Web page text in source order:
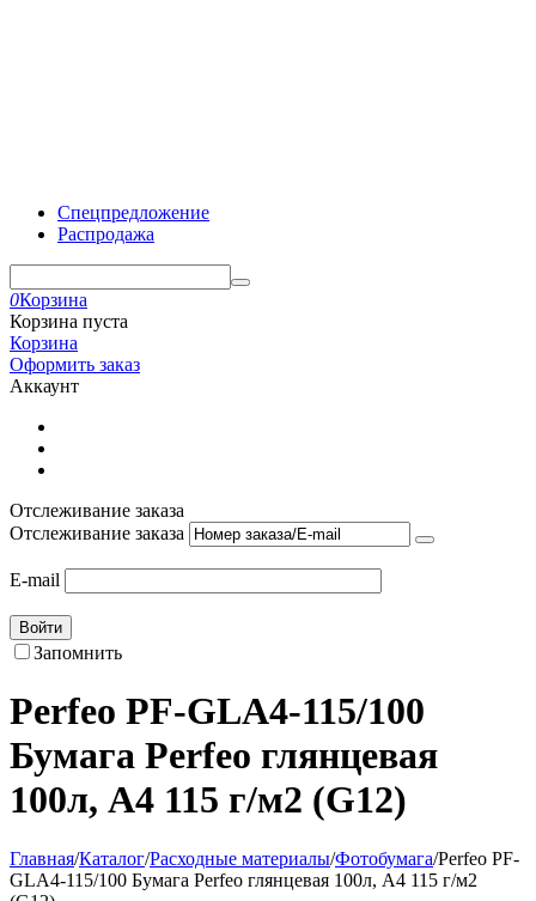
Спецпредложение
Распродажа
0Корзина
Корзина пуста
Корзина
Оформить заказ
Аккаунт
Отслеживание заказа
Отслеживание заказа
E-mail
Войти
Запомнить
Perfeo PF-GLA4-115/100
Бумага Perfeo глянцевая
100л, A4 115 г/м2 (G12)
Главная/Каталог/Расходные материалы/Фотобумага/Perfeo PF-
GLA4-115/100 Бумага Perfeo глянцевая 100л, A4 115 г/м2